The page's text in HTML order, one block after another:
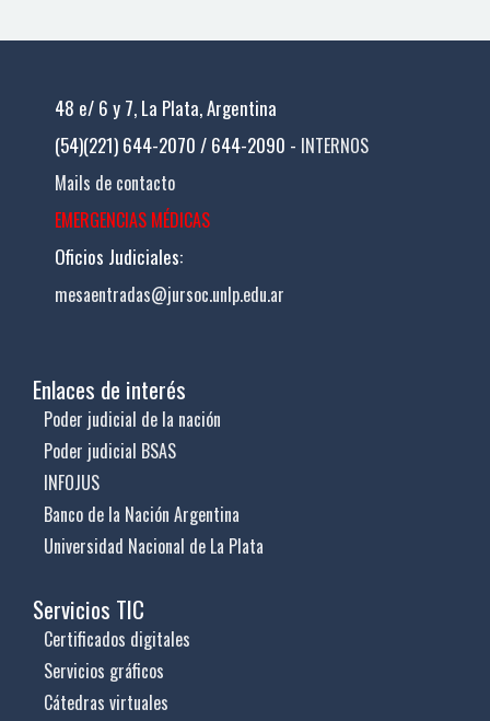
48 e/ 6 y 7, La Plata, Argentina
(54)(221) 644-2070 / 644-2090 - INTERNOS
Mails de contacto
EMERGENCIAS MÉDICAS
Oficios Judiciales:
mesaentradas@jursoc.unlp.edu.ar
Enlaces de interés
Poder judicial de la nación
Poder judicial BSAS
INFOJUS
Banco de la Nación Argentina
Universidad Nacional de La Plata
Servicios TIC
Certificados digitales
Servicios gráficos
Cátedras virtuales